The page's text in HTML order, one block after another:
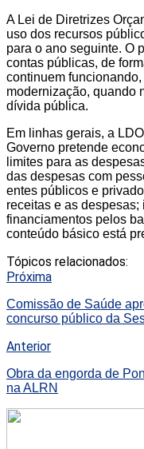
A Lei de Diretrizes
uso dos recursos
para o ano seguinte. O
contas públicas, de
continuem
modernização, quando
dívida pública.
Em linhas gerais, a
Governo pretende
limites para as
das despesas com
entes públicos e
receitas e as
financiamentos pelos
conteúdo básico está
Tópicos relacionados:
Próxima
Comissão de Saúde
concurso público da
Anterior
Obra da engorda de
na ALRN